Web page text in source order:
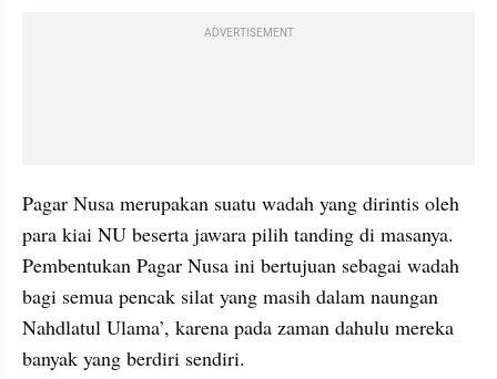
ADVERTISEMENT
Pagar Nusa merupakan suatu wadah yang dirintis oleh
para kiai NU beserta jawara pilih tanding di masanya.
Pembentukan Pagar Nusa ini bertujuan sebagai wadah
bagi semua pencak silat yang masih dalam naungan
Nahdlatul Ulama’, karena pada zaman dahulu mereka
banyak yang berdiri sendiri.